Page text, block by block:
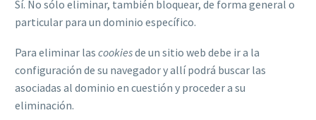
Sí. No sólo eliminar, también bloquear, de forma general o
particular para un dominio específico.
Para eliminar las cookiesde un sitio web debe ir a la
configuración de su navegador y allí podrá buscar las
asociadas al dominio en cuestión y proceder a su
eliminación.